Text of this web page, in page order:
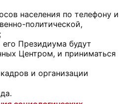
населения по телефону и
политической,
Президиума будут
Центром, и приниматься
и организации